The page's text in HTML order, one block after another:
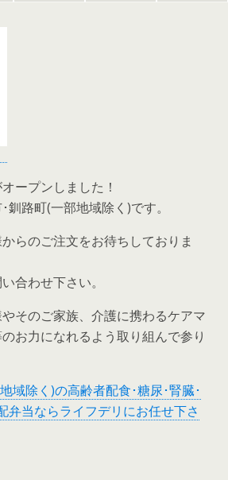
ープンしました！
路町(一部地域除く)です。
らのご注文をお待ちしておりま
合わせ下さい。
そのご家族、介護に携わるケアマ
お力になれるよう取り組んで参り
域除く)の高齢者配食･糖尿･腎臓･
弁当ならライフデリにお任せ下さ